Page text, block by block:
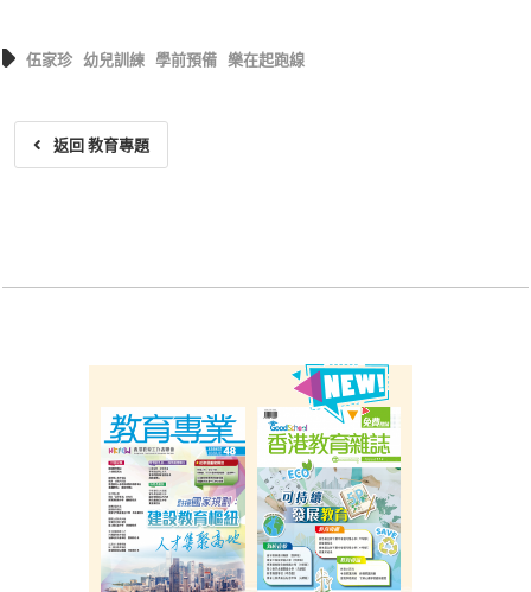
伍家珍 幼兒訓練 學前預備 樂在起跑線
返回 教育專題